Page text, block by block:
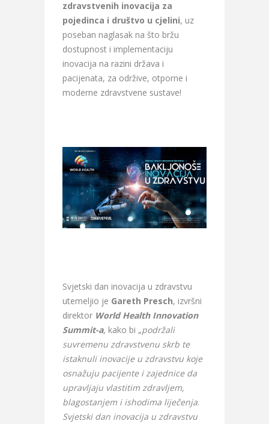
zdravstvenih inovacija za
pojedinca i društvo u cjelini, uz
poseban naglasak na što bržu
dostupnost i implementaciju
inovacija na razini država i
pacijenata, za održive, otporne i
moderne zdravstvene sustave!
Svjetski dan inovacija u zdravstvu
utemeljio je Gareth Presch, izvršni
direktor World Health Innovation
Summit-a, kako bi „podržali
suvremenu zdravstvenu skrb te
istaknuli inovacije u zdravstvu koje
osnažuju pacijente i zajednice da
upravljaju vlastitim zdravljem,
blagostanjem i ishodima liječenja.
Svjetski dan inovacija u zdravstvu